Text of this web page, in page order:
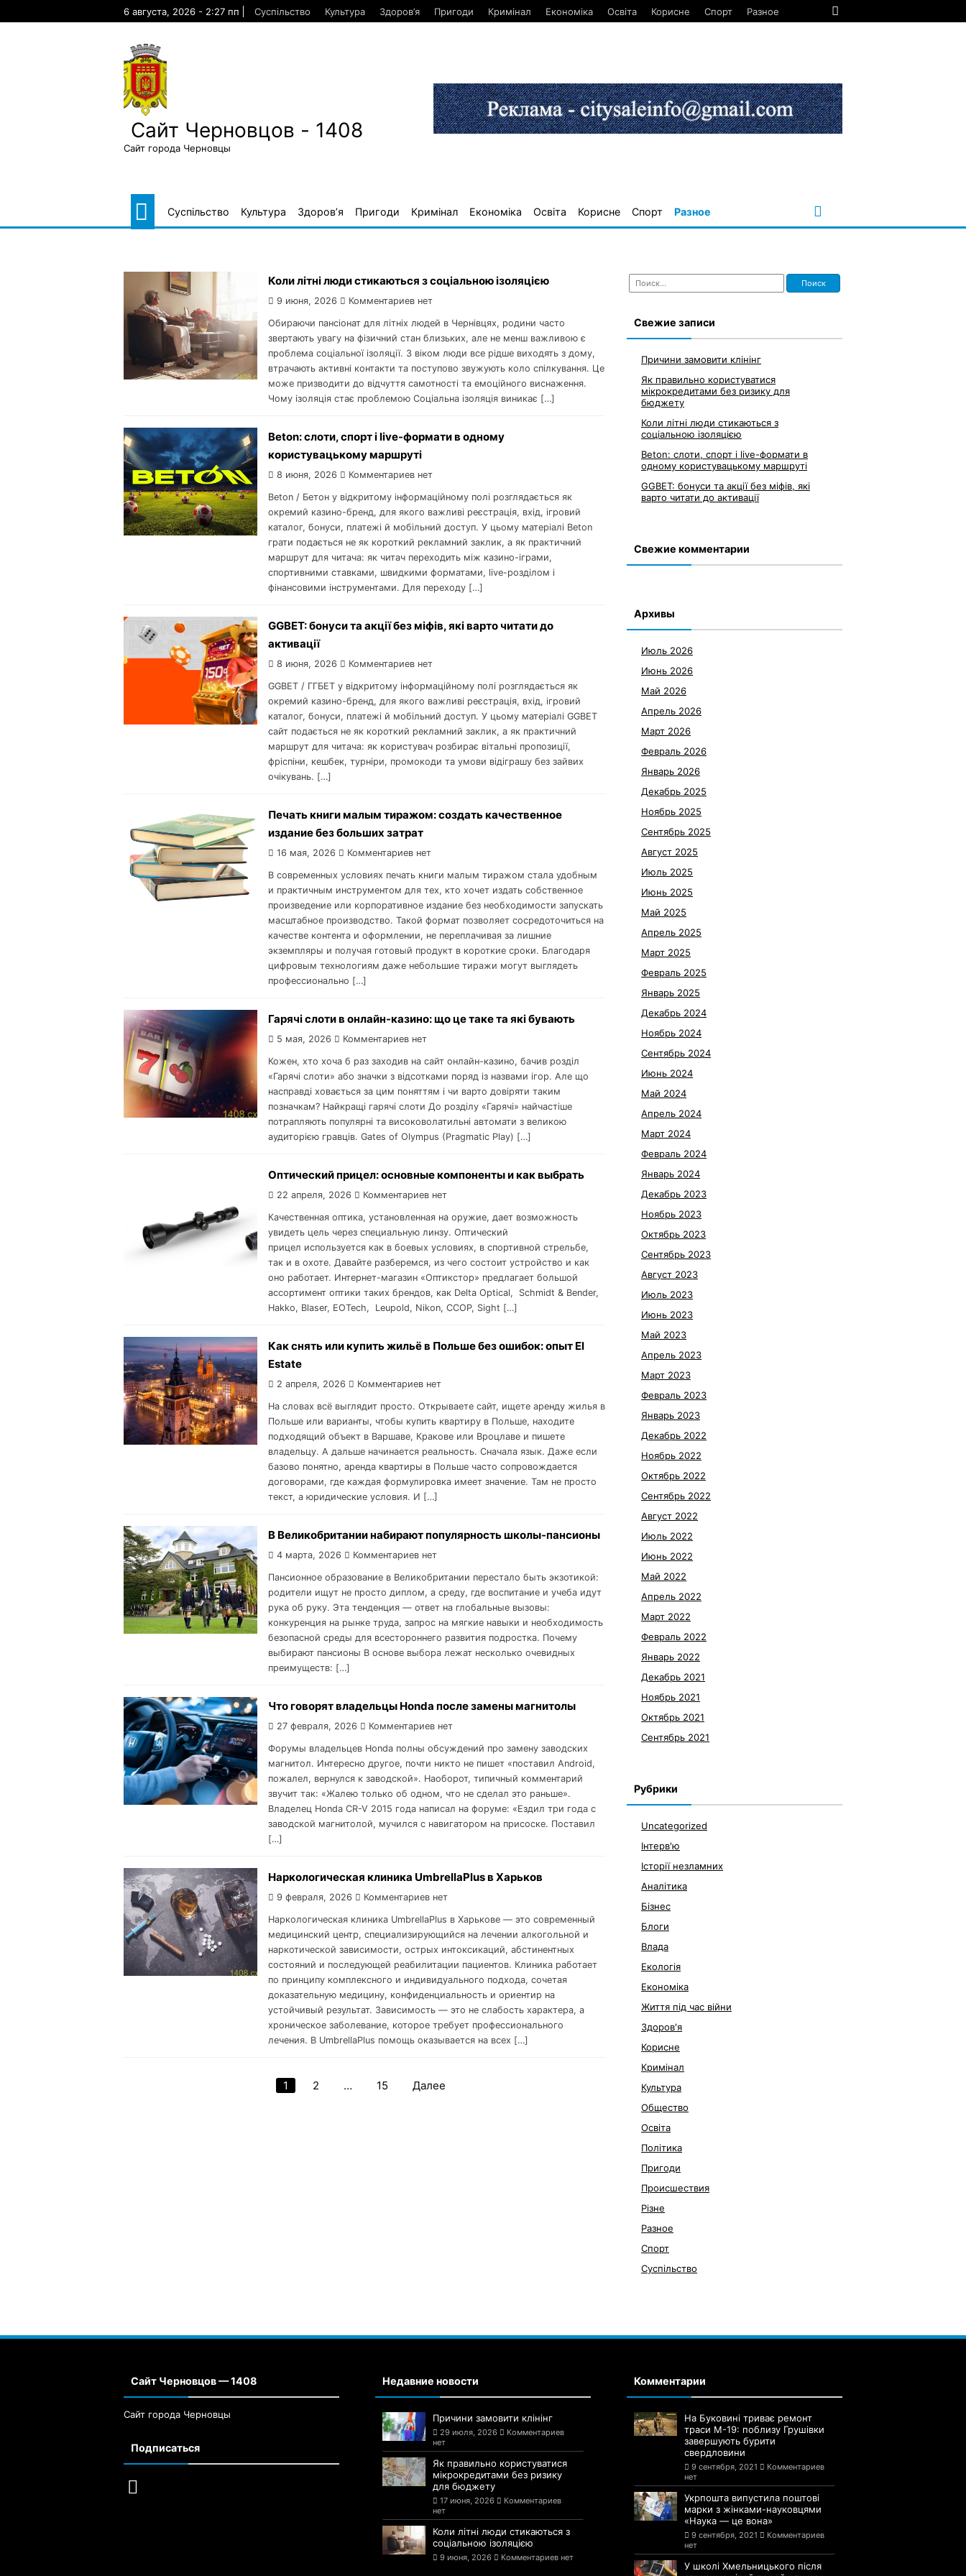
6 августа, 2026 - 2:27 пп Суспільство Культура Здоров’я Пригоди Кримінал Економіка Освіта Корисне Спорт Разное
Сайт Черновцов - 1408
Сайт города Черновцы
Суспільство Культура Здоров’я Пригоди Кримінал Економіка Освіта Корисне Спорт Разное
Коли літні люди стикаються з соціальною ізоляцією
9 июня, 2026 Комментариев нет
Обираючи пансіонат для літніх людей в Чернівцях, родини часто
звертають увагу на фізичний стан близьких, але не менш важливою є
проблема соціальної ізоляції. З віком люди все рідше виходять з дому,
втрачають активні контакти та поступово звужують коло спілкування. Це
може призводити до відчуття самотності та емоційного виснаження.
Чому ізоляція стає проблемою Соціальна ізоляція виникає […]
Beton: слоти, спорт і live-формати в одному
користувацькому маршруті
8 июня, 2026 Комментариев нет
Beton / Бетон у відкритому інформаційному полі розглядається як
окремий казино-бренд, для якого важливі реєстрація, вхід, ігровий
каталог, бонуси, платежі й мобільний доступ. У цьому матеріалі Beton
грати подається не як короткий рекламний заклик, а як практичний
маршрут для читача: як читач переходить між казино-іграми,
спортивними ставками, швидкими форматами, live-розділом і
фінансовими інструментами. Для переходу […]
GGBET: бонуси та акції без міфів, які варто читати до
активації
8 июня, 2026 Комментариев нет
GGBET / ГГБЕТ у відкритому інформаційному полі розглядається як
окремий казино-бренд, для якого важливі реєстрація, вхід, ігровий
каталог, бонуси, платежі й мобільний доступ. У цьому матеріалі GGBET
сайт подається не як короткий рекламний заклик, а як практичний
маршрут для читача: як користувач розбирає вітальні пропозиції,
фріспіни, кешбек, турніри, промокоди та умови відіграшу без зайвих
очікувань. […]
Печать книги малым тиражом: создать качественное
издание без больших затрат
16 мая, 2026 Комментариев нет
В современных условиях печать книги малым тиражом стала удобным
и практичным инструментом для тех, кто хочет издать собственное
произведение или корпоративное издание без необходимости запускать
масштабное производство. Такой формат позволяет сосредоточиться на
качестве контента и оформлении, не переплачивая за лишние
экземпляры и получая готовый продукт в короткие сроки. Благодаря
цифровым технологиям даже небольшие тиражи могут выглядеть
профессионально […]
Гарячі слоти в онлайн-казино: що це таке та які бувають
5 мая, 2026 Комментариев нет
Кожен, хто хоча б раз заходив на сайт онлайн-казино, бачив розділ
«Гарячі слоти» або значки з відсотками поряд із назвами ігор. Але що
насправді ховається за цим поняттям і чи варто довіряти таким
позначкам? Найкращі гарячі слоти До розділу «Гарячі» найчастіше
потрапляють популярні та високоволатильні автомати з великою
аудиторією гравців. Gates of Olympus (Pragmatic Play) […]
Оптический прицел: основные компоненты и как выбрать
22 апреля, 2026 Комментариев нет
Качественная оптика, установленная на оружие, дает возможность
увидеть цель через специальную линзу. Оптический
прицел используется как в боевых условиях, в спортивной стрельбе,
так и в охоте. Давайте разберемся, из чего состоит устройство и как
оно работает. Интернет-магазин «Оптикстор» предлагает большой
ассортимент оптики таких брендов, как Delta Optical, Schmidt & Bender,
Hakko, Blaser, EOTech, Leupold, Nikon, CCOP, Sight […]
Как снять или купить жильё в Польше без ошибок: опыт El
Estate
2 апреля, 2026 Комментариев нет
На словах всё выглядит просто. Открываете сайт, ищете аренду жилья в
Польше или варианты, чтобы купить квартиру в Польше, находите
подходящий объект в Варшаве, Кракове или Вроцлаве и пишете
владельцу. А дальше начинается реальность. Сначала язык. Даже если
базово понятно, аренда квартиры в Польше часто сопровождается
договорами, где каждая формулировка имеет значение. Там не просто
текст, а юридические условия. И […]
В Великобритании набирают популярность школы-пансионы
4 марта, 2026 Комментариев нет
Пансионное образование в Великобритании перестало быть экзотикой:
родители ищут не просто диплом, а среду, где воспитание и учеба идут
рука об руку. Эта тенденция — ответ на глобальные вызовы:
конкуренция на рынке труда, запрос на мягкие навыки и необходимость
безопасной среды для всестороннего развития подростка. Почему
выбирают пансионы В основе выбора лежат несколько очевидных
преимуществ: […]
Что говорят владельцы Honda после замены магнитолы
27 февраля, 2026 Комментариев нет
Форумы владельцев Honda полны обсуждений про замену заводских
магнитол. Интересно другое, почти никто не пишет «поставил Android,
пожалел, вернулся к заводской». Наоборот, типичный комментарий
звучит так: «Жалею только об одном, что не сделал это раньше».
Владелец Honda CR-V 2015 года написал на форуме: «Ездил три года с
заводской магнитолой, мучился с навигатором на присоске. Поставил
[…]
Наркологическая клиника UmbrellaPlus в Харьков
9 февраля, 2026 Комментариев нет
Наркологическая клиника UmbrellaPlus в Харькове — это современный
медицинский центр, специализирующийся на лечении алкогольной и
наркотической зависимости, острых интоксикаций, абстинентных
состояний и последующей реабилитации пациентов. Клиника работает
по принципу комплексного и индивидуального подхода, сочетая
доказательную медицину, конфиденциальность и ориентир на
устойчивый результат. Зависимость — это не слабость характера, а
хроническое заболевание, которое требует профессионального
лечения. В UmbrellaPlus помощь оказывается на всех […]
Навигация
1 2 … 15 Далее
Найти:
Свежие записи
Причини замовити клінінг
Як правильно користуватися
мікрокредитами без ризику для
бюджету
Коли літні люди стикаються з
соціальною ізоляцією
Beton: слоти, спорт і live-формати в
одному користувацькому маршруті
GGBET: бонуси та акції без міфів, які
варто читати до активації
Свежие комментарии
Архивы
Июль 2026
Июнь 2026
Май 2026
Апрель 2026
Март 2026
Февраль 2026
Январь 2026
Декабрь 2025
Ноябрь 2025
Сентябрь 2025
Август 2025
Июль 2025
Июнь 2025
Май 2025
Апрель 2025
Март 2025
Февраль 2025
Январь 2025
Декабрь 2024
Ноябрь 2024
Сентябрь 2024
Июнь 2024
Май 2024
Апрель 2024
Март 2024
Февраль 2024
Январь 2024
Декабрь 2023
Ноябрь 2023
Октябрь 2023
Сентябрь 2023
Август 2023
Июль 2023
Июнь 2023
Май 2023
Апрель 2023
Март 2023
Февраль 2023
Январь 2023
Декабрь 2022
Ноябрь 2022
Октябрь 2022
Сентябрь 2022
Август 2022
Июль 2022
Июнь 2022
Май 2022
Апрель 2022
Март 2022
Февраль 2022
Январь 2022
Декабрь 2021
Ноябрь 2021
Октябрь 2021
Сентябрь 2021
Рубрики
Uncategorized
Інтерв'ю
Історії незламних
Аналітика
Бізнес
Блоги
Влада
Екологія
Економіка
Життя під час війни
Здоров'я
Корисне
Кримінал
Культура
Общество
Освіта
Політика
Пригоди
Происшествия
Різне
Разное
Спорт
Суспільство
Сайт Черновцов — 1408
Сайт города Черновцы
Подписаться
Недавние новости
Причини замовити клінінг
29 июля, 2026
Комментариев
нет
Як правильно користуватися
мікрокредитами без ризику
для бюджету
17 июня, 2026
Комментариев
нет
Коли літні люди стикаються з
соціальною ізоляцією
9 июня, 2026 Комментариев нет
Комментарии
На Буковині триває ремонт
траси М-19: поблизу Грушівки
завершують бурити
свердловини
9 сентября, 2021
Комментариев
нет
Укрпошта випустила поштові
марки з жінками-науковцями
«Наука — це вона»
9 сентября, 2021
Комментариев
нет
У школі Хмельницького після